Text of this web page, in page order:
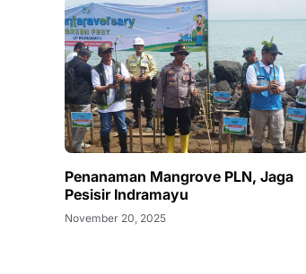
Penanaman Mangrove PLN, Jaga
Pesisir Indramayu
November 20, 2025